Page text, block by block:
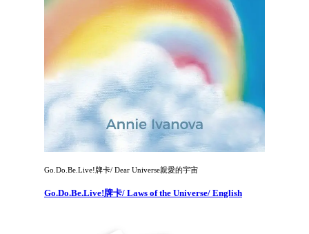
Go.Do.Be.Live!牌卡/ Dear Universe親愛的宇宙
Go.Do.Be.Live!牌卡/ Laws of the Universe/ English